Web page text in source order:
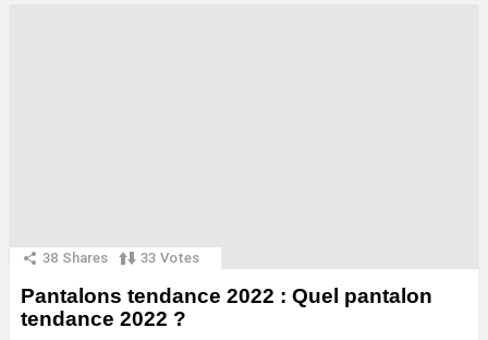
38 Shares 33 Votes
Pantalons tendance 2022 : Quel pantalon
tendance 2022 ?